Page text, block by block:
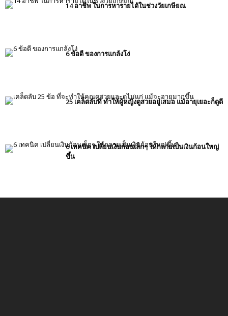
14 อาชีพ ในการหารายได้ในช่วงวัยเกษียณ
6 ข้อดี ของการแกล้งโง่
25 เคล็ดลับที่ ทำให้ผู้หญิงดูสวยอยู่เสมอ แม้อายุเยอะก็ดูดี
6 เทคนิค เปลี่ยนเงินก้อนเล็กๆ ให้กลายเป็นเงินก้อนใหญ่
ขึ้น